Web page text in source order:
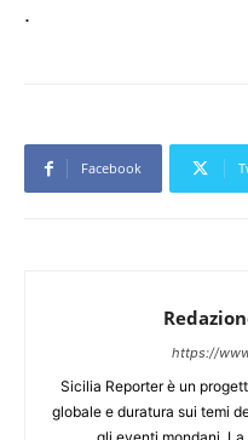
.
Facebook
https://
Sicilia Reporter è un
globale e duratura sui temi